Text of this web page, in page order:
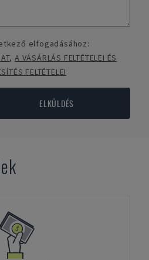
elfogadásához:
,A VÁSÁRLÁS FELTÉTELEI ÉS
FELTÉTELEI
ELKÜLDÉS